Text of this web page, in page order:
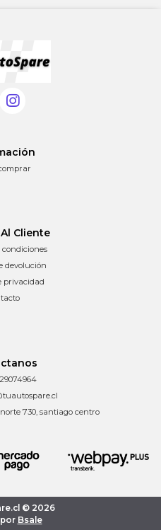
Cliente
condiciones
devolución
privacidad
730, santiago centro
© 2026
Bsale